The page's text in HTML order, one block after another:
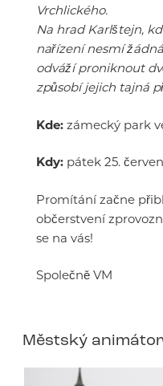
Vrchlického.
Na hrad Karlštejn,
nařízení nesmí
odváží proniknout
způsobí jejich tajná
Kde: zámecký park
Kdy: pátek 25.
Promítání začne
občerstvení
se na vás!
Společně VM
Městský animátor